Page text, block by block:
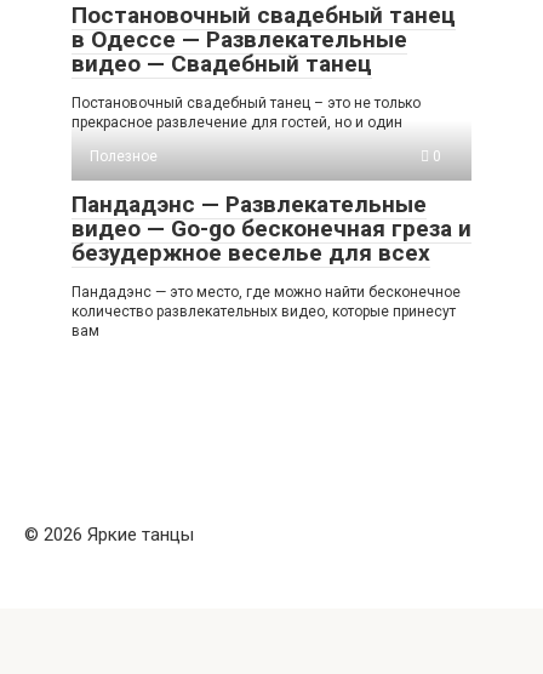
Постановочный свадебный танец
в Одессе — Развлекательные
видео — Свадебный танец
Постановочный свадебный танец – это не только
прекрасное развлечение для гостей, но и один
Полезное
0
Пандадэнс — Развлекательные
видео — Go-go бесконечная греза и
безудержное веселье для всех
Пандадэнс — это место, где можно найти бесконечное
количество развлекательных видео, которые принесут
вам
© 2026 Яркие танцы